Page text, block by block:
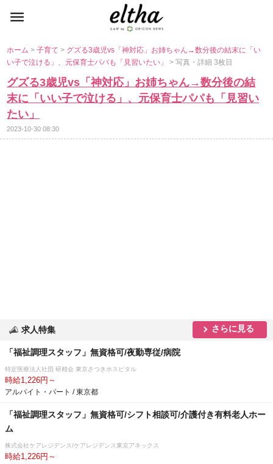
ホーム>子育て> グズる3歳児vs「神対応」お姉ちゃん→数分後の結末に「い
い子で泣ける」、元保育士パパも「見習いたい」> 写真・詳細 3枚目
グズる3歳児vs「神対応」お姉ちゃん→数分後の結
末に「いい子で泣ける」、元保育士パパも「見習い
たい」
2023-10-30 08:30
求人特集 さらに見る
「福祉調理スタッフ」無資格可/夜勤専従/病院
特定医療法人社団 研精会 東京さつきホスピタル
時給1,226円～
アルバイト・パート / 東京都
「福祉調理スタッフ」無資格可/シフト相談可/介護付き有料老人ホー
ム
株式会社ケアレジデンス/ケアレジデンス東京アネックス
時給1,226円～